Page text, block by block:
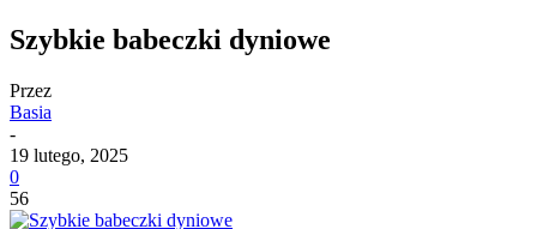
Szybkie babeczki dyniowe
Przez
Basia
-
19 lutego, 2025
0
56